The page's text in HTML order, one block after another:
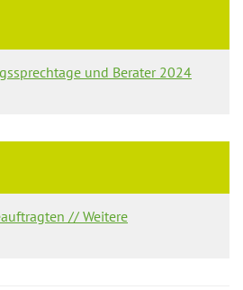
und Berater 2024
// Weitere